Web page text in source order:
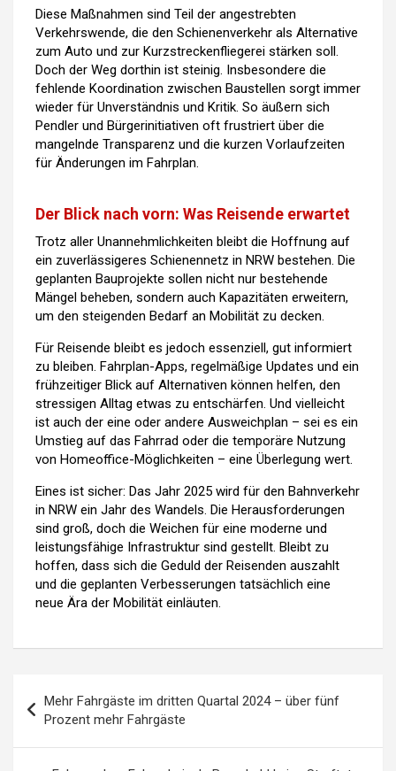
Diese Maßnahmen sind Teil der angestrebten
Verkehrswende, die den Schienenverkehr als Alternative
zum Auto und zur Kurzstreckenfliegerei stärken soll.
Doch der Weg dorthin ist steinig. Insbesondere die
fehlende Koordination zwischen Baustellen sorgt immer
wieder für Unverständnis und Kritik. So äußern sich
Pendler und Bürgerinitiativen oft frustriert über die
mangelnde Transparenz und die kurzen Vorlaufzeiten
für Änderungen im Fahrplan.
Der Blick nach vorn: Was Reisende erwartet
Trotz aller Unannehmlichkeiten bleibt die Hoffnung auf
ein zuverlässigeres Schienennetz in NRW bestehen. Die
geplanten Bauprojekte sollen nicht nur bestehende
Mängel beheben, sondern auch Kapazitäten erweitern,
um den steigenden Bedarf an Mobilität zu decken.
Für Reisende bleibt es jedoch essenziell, gut informiert
zu bleiben. Fahrplan-Apps, regelmäßige Updates und ein
frühzeitiger Blick auf Alternativen können helfen, den
stressigen Alltag etwas zu entschärfen. Und vielleicht
ist auch der eine oder andere Ausweichplan – sei es ein
Umstieg auf das Fahrrad oder die temporäre Nutzung
von Homeoffice-Möglichkeiten – eine Überlegung wert.
Eines ist sicher: Das Jahr 2025 wird für den Bahnverkehr
in NRW ein Jahr des Wandels. Die Herausforderungen
sind groß, doch die Weichen für eine moderne und
leistungsfähige Infrastruktur sind gestellt. Bleibt zu
hoffen, dass sich die Geduld der Reisenden auszahlt
und die geplanten Verbesserungen tatsächlich eine
neue Ära der Mobilität einläuten.
Mehr Fahrgäste im dritten Quartal 2024 – über fünf
Prozent mehr Fahrgäste